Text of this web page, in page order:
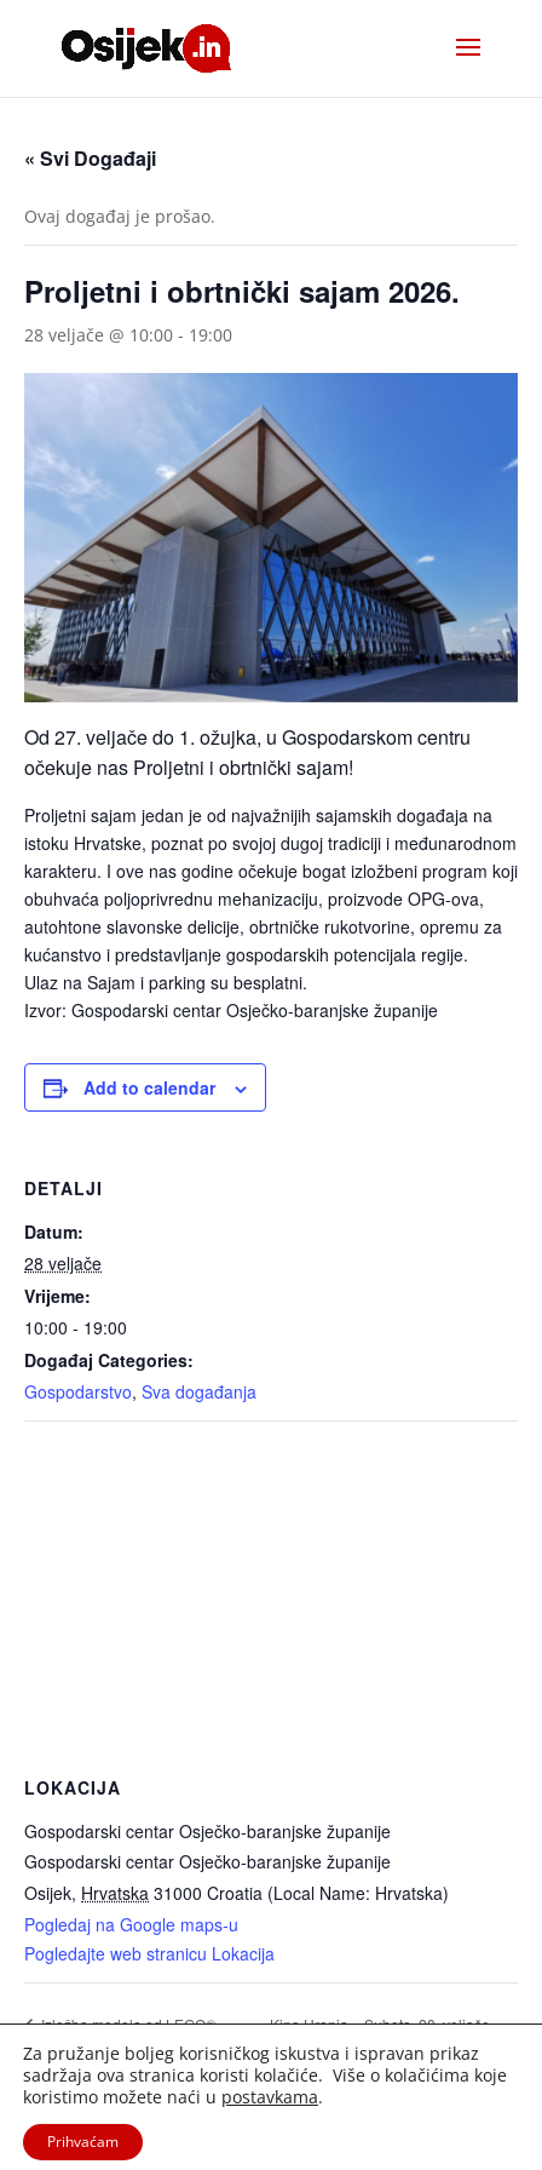
« Svi Događaji
Ovaj događaj je prošao.
Proljetni i obrtnički sajam 2026.
28 veljače @ 10:00 - 19:00
Od 27. veljače do 1. ožujka, u Gospodarskom centru
očekuje nas Proljetni i obrtnički sajam!
Proljetni sajam jedan je od najvažnijih sajamskih događaja na
istoku Hrvatske, poznat po svojoj dugoj tradiciji i međunarodnom
karakteru. I ove nas godine očekuje bogat izložbeni program koji
obuhvaća poljoprivrednu mehanizaciju, proizvode OPG-ova,
autohtone slavonske delicije, obrtničke rukotvorine, opremu za
kućanstvo i predstavljanje gospodarskih potencijala regije.
Ulaz na Sajam i parking su besplatni.
Izvor: Gospodarski centar Osječko-baranjske županije
Add to calendar
DETALJI
Datum:
28 veljače
Vrijeme:
10:00 - 19:00
Događaj Categories:
Gospodarstvo, Sva događanja
LOKACIJA
Gospodarski centar Osječko-baranjske županije
Gospodarski centar Osječko-baranjske županije
Osijek, Hrvatska 31000 Croatia (Local Name: Hrvatska)
Pogledaj na Google maps-u
Pogledajte web stranicu Lokacija
Izložba modela od LEGO®
kockica
Kino Urania – Subota, 28. veljače
2026.
2020. Portal Osijek.in | Sva prava pridržana. |
Za pružanje boljeg korisničkog iskustva i ispravan prikaz
sadržaja ova stranica koristi kolačiće. Više o kolačićima koje
koristimo možete naći u postavkama.
Prihvaćam